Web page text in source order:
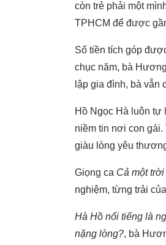
còn trẻ phải một
TPHCM để được
Số tiền tích góp
chục năm, bà
lập gia đình, bà vẫn
Hồ Ngọc Hà luôn tự
niềm tin nơi con gái.
giàu lòng yêu
Giọng ca Cả một
nghiệm, từng trải
Hà Hồ nổi tiếng là
nặng lòng?, bà